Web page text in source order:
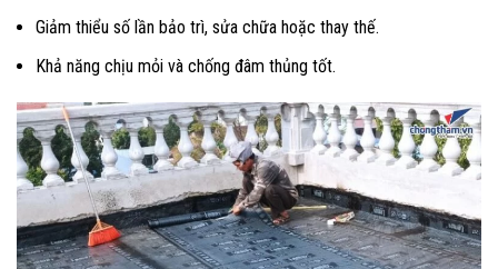
Giảm thiểu số lần bảo trì, sửa chữa hoặc thay thế.
Khả năng chịu mỏi và chống đâm thủng tốt.